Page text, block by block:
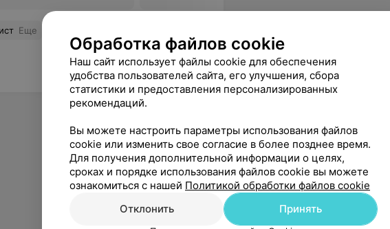
Еще
Обработка файлов cookie
Наш сайт использует файлы cookie для обеспечения
удобства пользователей сайта, его улучшения, сбора
статистики и предоставления персонализированных
рекомендаций.
Вы можете настроить параметры использования файлов
cookie или изменить свое согласие в более позднее время.
Для получения дополнительной информации о целях,
сроках и порядке использования файлов cookie вы можете
ознакомиться с нашей Политикой обработки файлов cookie
Отклонить
Принять